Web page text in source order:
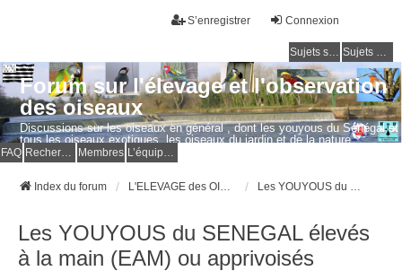
Connexion
S’enregistrer
Sujets sans réponse Sujets actifs
Forum sur l'élevage et l'observation
des oiseaux
Discussions sur les oiseaux en général , dont les youyous du Sénégal et
tous les oiseaux exotiques, les oiseaux du jardin et de la nature.
Questions, photos, expériences.
FAQ Membres
Index du forum
Les YOUYOUS du SENEGAL élevés
à la main (EAM) ou apprivoisés